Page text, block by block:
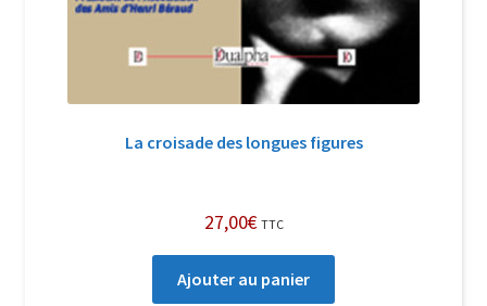
La croisade des longues figures
27,00€ TTC
Ajouter au panier